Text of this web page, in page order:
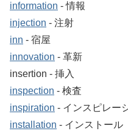
information ‐ 情報
injection ‐ 注射
inn ‐ 宿屋
innovation ‐ 革新
insertion ‐ 挿入
inspection ‐ 検査
inspiration ‐ インスピレー
installation ‐ インストール